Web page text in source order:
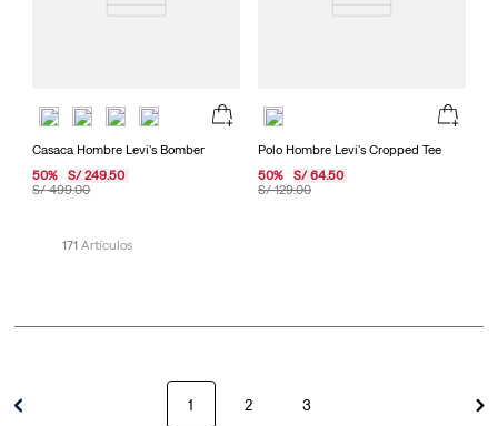
Casaca Hombre Levi's Bomber
S/ 499.00
50% S/ 249.50
Polo Hombre Levi's Cropped Tee
S/ 129.00
50% S/ 64.50
171
1 2 3